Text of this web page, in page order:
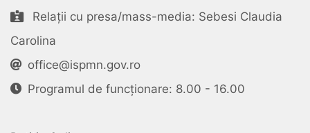
Relații cu presa/mass-media: Sebesi Claudia
Carolina
office@ispmn.gov.ro
Programul de funcționare: 8.00 - 16.00